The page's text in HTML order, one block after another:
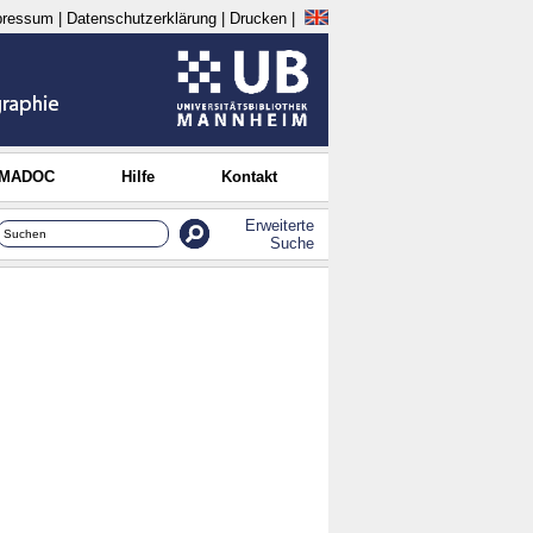
Datenschutzerklärung Drucken
Hilfe Kontakt
Erweiterte
Suche